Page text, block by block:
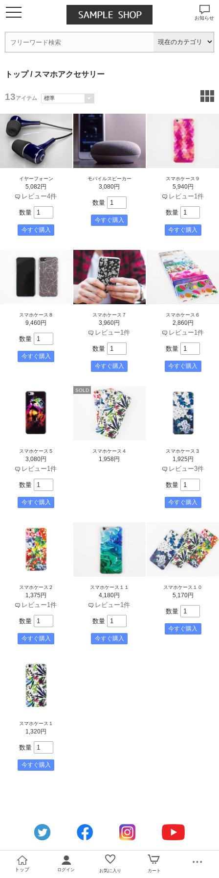
お知らせ
トップ/ スマホアクセサリー
13アイテム
イヤーフォーン
5,082円
レビュー4件
数量
モバイルスピーカー
3,080円
数量
スマホケース９
5,940円
レビュー1件
数量
スマホケース８
9,460円
数量
スマホケース７
3,960円
レビュー1件
数量
スマホケース６
2,860円
レビュー1件
数量
スマホケース５
3,080円
レビュー1件
数量
SOLD
スマホケース４
1,958円
スマホケース３
1,925円
レビュー3件
数量
スマホケース２
1,375円
レビュー1件
数量
スマホケース１１
4,180円
レビュー1件
数量
スマホケース１０
5,170円
数量
スマホケース１
1,320円
数量
トップ ログイン お気に入り カート